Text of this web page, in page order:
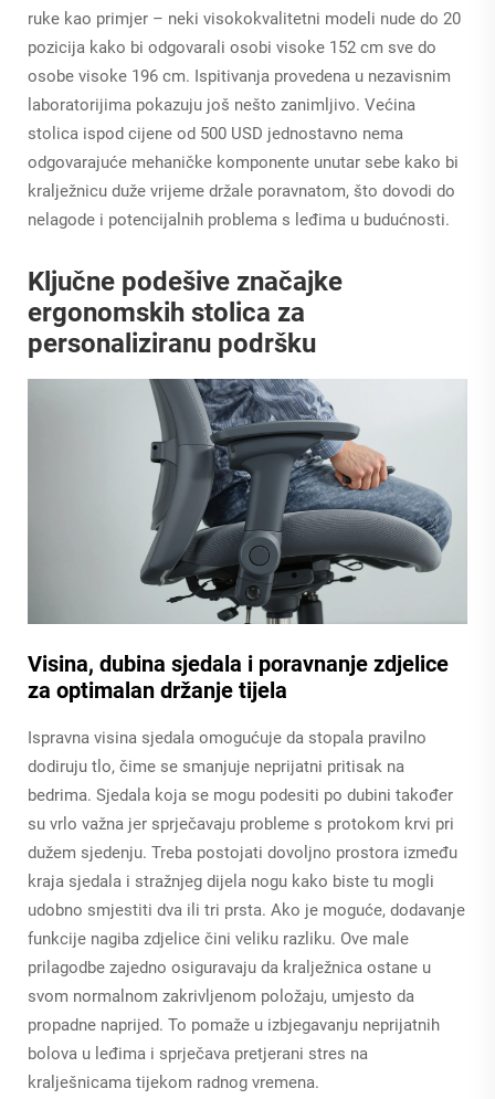
ruke kao primjer – neki visokokvalitetni modeli nude do 20
pozicija kako bi odgovarali osobi visoke 152 cm sve do
osobe visoke 196 cm. Ispitivanja provedena u nezavisnim
laboratorijima pokazuju još nešto zanimljivo. Većina
stolica ispod cijene od 500 USD jednostavno nema
odgovarajuće mehaničke komponente unutar sebe kako bi
kralježnicu duže vrijeme držale poravnatom, što dovodi do
nelagode i potencijalnih problema s leđima u budućnosti.
Ključne podešive značajke
ergonomskih stolica za
personaliziranu podršku
Visina, dubina sjedala i poravnanje zdjelice
za optimalan držanje tijela
Ispravna visina sjedala omogućuje da stopala pravilno
dodiruju tlo, čime se smanjuje neprijatni pritisak na
bedrima. Sjedala koja se mogu podesiti po dubini također
su vrlo važna jer sprječavaju probleme s protokom krvi pri
dužem sjedenju. Treba postojati dovoljno prostora između
kraja sjedala i stražnjeg dijela nogu kako biste tu mogli
udobno smjestiti dva ili tri prsta. Ako je moguće, dodavanje
funkcije nagiba zdjelice čini veliku razliku. Ove male
prilagodbe zajedno osiguravaju da kralježnica ostane u
svom normalnom zakrivljenom položaju, umjesto da
propadne naprijed. To pomaže u izbjegavanju neprijatnih
bolova u leđima i sprječava pretjerani stres na
kralješnicama tijekom radnog vremena.